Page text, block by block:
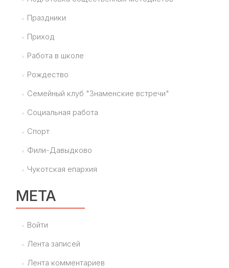
Праздники
Приход
Работа в школе
Рождество
Семейный клуб "Знаменские встречи"
Социальная работа
Спорт
Фили-Давыдково
Чукотская епархия
МЕТА
Войти
Лента записей
Лента комментариев